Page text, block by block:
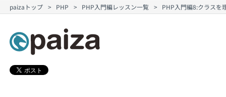
学校向けプラン
契約内容・クーポン
paizaトップ PHP PHP入門編レッスン一覧 PHP入門編8:クラスを